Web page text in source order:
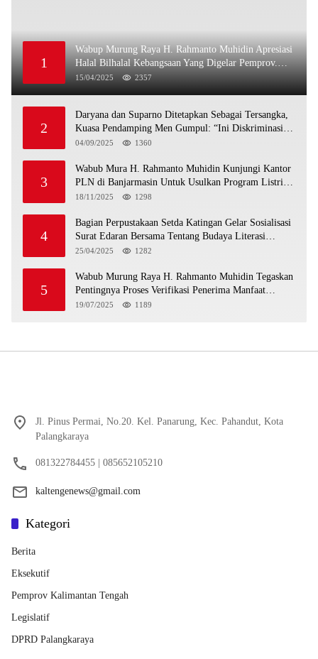
1
Wabup Murung Raya H. Rahmanto Muhidin Apresiasi
Halal Bilhalal Kebangsaan Yang Digelar Pemprov.
Kalteng
15/04/2025 2357
2
Daryana dan Suparno Ditetapkan Sebagai Tersangka,
Kuasa Pendamping Men Gumpul: “Ini Diskriminasi
Hukum, Kami Minta Bukti”
04/09/2025 1360
3
Wabub Mura H. Rahmanto Muhidin Kunjungi Kantor
PLN di Banjarmasin Untuk Usulkan Program Listrik
Desa Tahun 2026
18/11/2025 1298
4
Bagian Perpustakaan Setda Katingan Gelar Sosialisasi
Surat Edaran Bersama Tentang Budaya Literasi
Membaca
25/04/2025 1282
5
Wabub Murung Raya H. Rahmanto Muhidin Tegaskan
Pentingnya Proses Verifikasi Penerima Manfaat
Program Kartu Hebat BLT Tahun 2025
19/07/2025 1189
Jl. Pinus Permai, No.20. Kel. Panarung, Kec. Pahandut, Kota
Palangkaraya
081322784455 | 085652105210
kaltengenews@gmail.com
Kategori
Berita
Eksekutif
Pemprov Kalimantan Tengah
Legislatif
DPRD Palangkaraya